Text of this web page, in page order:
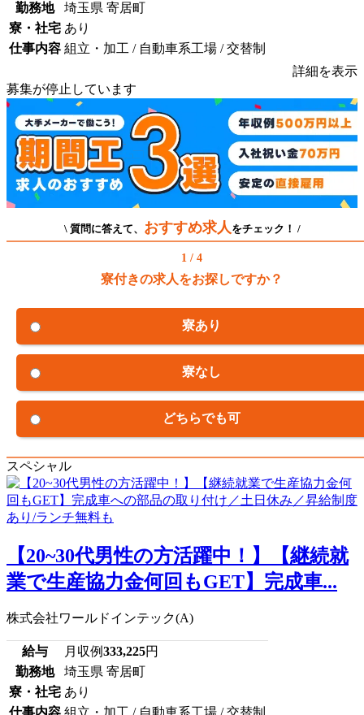
勤務地
埼玉県 寄居町
寮・社宅 あり
仕事内容 組立・加工 / 自動車系工場 / 交替制
詳細を表示
募集が停止しています
\ 質問に答えて、 おすすめ求人 をチェック！ /
1 / 4
寮付きの求人をお探しですか？
寮あり
寮なし
どちらでも可
スペシャル
【20~30代男性の方活躍中！】【継続就
業で生産協力金何回もGET】完成車...
株式会社ワールドインテック(A)
給与 月収例333,225円
勤務地
埼玉県 寄居町
寮・社宅 あり